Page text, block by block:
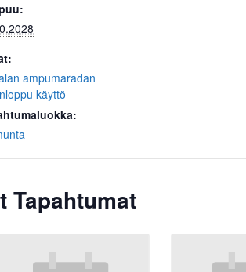
ampumaradan
käyttö
Tapahtumat